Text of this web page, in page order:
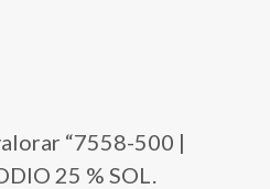
“7558-500 |
25 % SOL.